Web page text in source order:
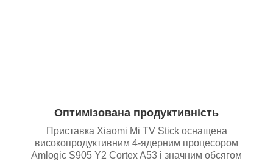
Оптимізована продуктивність
Приставка Xiaomi Mi TV Stick оснащена
високопродуктивним 4-ядерним процесором
Amlogic S905 Y2 Cortex A53 і значним обсягом